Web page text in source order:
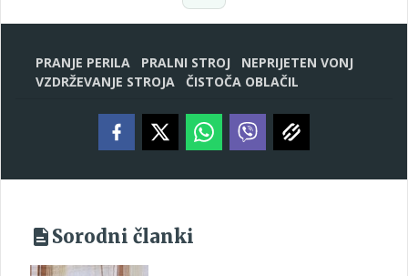
PRANJE PERILA PRALNI STROJ
NEPRIJETEN VONJ
VZDRŽEVANJE STROJA
ČISTOČA OBLAČIL
Sorodni članki